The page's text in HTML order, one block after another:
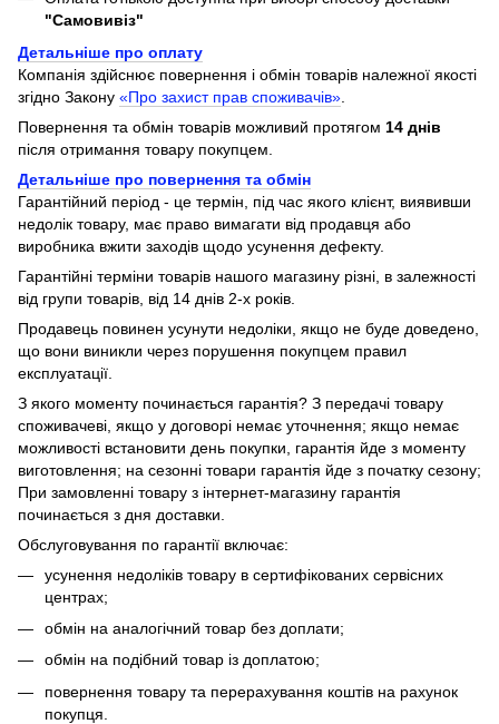
"Самовивіз"
Детальніше про оплату
Компанія здійснює повернення і обмін товарів належної якості
згідно Закону «Про захист прав споживачів»
Повернення та обмін товарів можливий протягом 14 днів
після отримання товару покупцем.
Детальніше про повернення та обмін
Гарантійний період - це термін, під час якого клієнт, виявивши
недолік товару, має право вимагати від продавця або
виробника вжити заходів щодо усунення дефекту.
Гарантійні терміни товарів нашого магазину різні, в залежності
від групи товарів, від 14 днів 2-х років.
Продавець повинен усунути недоліки, якщо не буде доведено,
що вони виникли через порушення покупцем правил
експлуатації.
З якого моменту починається гарантія? З передачі товару
споживачеві, якщо у договорі немає уточнення; якщо немає
можливості встановити день покупки, гарантія йде з моменту
виготовлення; на сезонні товари гарантія йде з початку сезону;
При замовленні товару з інтернет-магазину гарантія
починається з дня доставки.
Обслуговування по гарантії включає:
усунення недоліків товару в сертифікованих сервісних
центрах;
обмін на аналогічний товар без доплати;
обмін на подібний товар із доплатою;
повернення товару та перерахування коштів на рахунок
покупця.